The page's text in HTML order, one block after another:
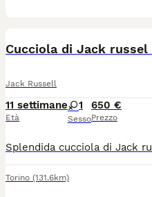
Cucciola di Jack
Jack Russell
11 settimane
Età
1
Sesso
650 €
Prezzo
Torino (131.6km)